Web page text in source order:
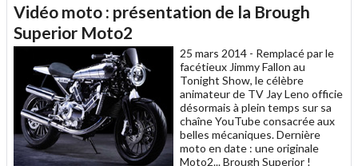
à
Vidéo moto : présentation de la Brough
Superior Moto2
25 mars 2014 - Remplacé par le
facétieux Jimmy Fallon au
Tonight Show, le célèbre
animateur de TV Jay Leno officie
désormais à plein temps sur sa
chaîne YouTube consacrée aux
belles mécaniques. Dernière
moto en date : une originale
Moto2... Brough Superior !